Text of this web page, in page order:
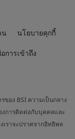
น นโยบายคุกกี้
การเข้าถึง
อง BSI ความเป็นกลาง
งการติดต่อกับบุคคลและ
ราจะปราศจากอิทธิพล